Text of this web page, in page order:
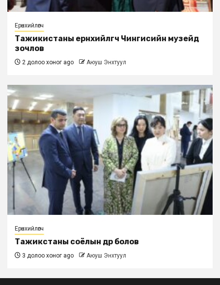
Ерөнхийлөгч
Тажикистаны ерөнхийлөгч Чингисийн музейд
зочлов
2 долоо хоног ago Аюуш Энхтуул
Ерөнхийлөгч
Тажикстаны соёлын өдөр болов
3 долоо хоног ago Аюуш Энхтуул